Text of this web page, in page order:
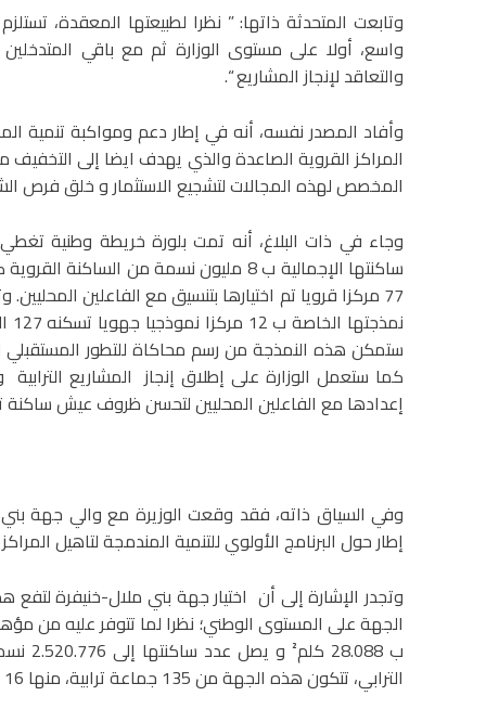
وتابعت المتحدثة ذاتها: ” نظرا لطبيعتها المعقدة،
واسع، أولا على مستوى الوزارة ثم مع باقي
والتعاقد لإنجاز المشاريع “.
وأفاد المصدر نفسه، أنه في إطار دعم ومواكبة تنمية
المراكز القروية الصاعدة والذي يهدف ايضا إلى التخفيف
المخصص لهذه المجالات لتشجيع الاستثمار و خلق فرص
ساكنتها الإجمالية ب 8 مليون نسمة من
77 مركزا قرويا تم اختيارها بتنسيق مع الفاعلين
ستمكن هذه النمذجة من رسم محاكاة للتطور المستقبلي
إعدادها مع الفاعلين المحليين لتحسن ظروف عيش ساكنة تقدر ب 928
وفي السياق ذاته، فقد وقعت الوزيرة مع والي جهة
إطار حول البرنامج الأولوي للتنمية المندمجة لتاهيل
وتجدر الإشارة إلى أن اختيار جهة بني ملال-خنيفرة لتفع
الجهة على المستوى الوطني؛ نظرا لما تتوفر عليه من
الترابي، تتكون هذه الجهة من 135 جماعة ترابية، منها 16 جماعة حضرية و119 جماعة قروية.